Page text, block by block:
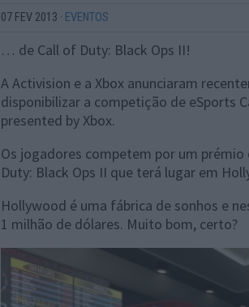
07 FEV 2013 · EVENTOS
… de Call of Duty: Black Ops II!
A Activision e a Xbox anunciaram
disponibilizar a competição de eSports
presented by Xbox.
Os jogadores competem por um
Duty: Black Ops II que terá lugar em
Hollywood é uma fábrica de sonhos e
1 milhão de dólares. Muito bom, certo?